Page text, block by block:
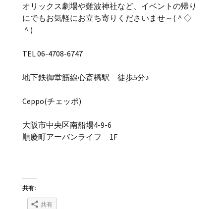
オリックス劇場や難波神社など、イベントの帰り
にでもお気軽にお立ち寄りくださいませ～(＾◇
＾)
TEL 06-4708-6747
地下鉄御堂筋線心斎橋駅 徒歩5分♪
Ceppo(チェッポ)
大阪市中央区南船場4-9-6
順慶町アーバンライフ 1F
共有:
共有